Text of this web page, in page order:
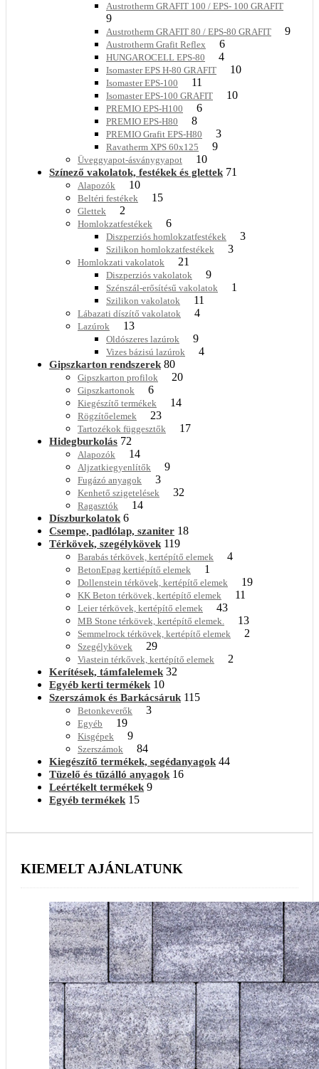
Austrotherm GRAFIT 100 / EPS- 100 GRAFIT
9
Austrotherm GRAFIT 80 / EPS-80 GRAFIT 9
Austrotherm Grafit Reflex 6
HUNGAROCELL EPS-80 4
Isomaster EPS H-80 GRAFIT 10
Isomaster EPS-100 11
Isomaster EPS-100 GRAFIT 10
PREMIO EPS-H100 6
PREMIO EPS-H80 8
PREMIO Grafit EPS-H80 3
Ravatherm XPS 60x125 9
Üveggyapot-ásványgyapot 10
Színező vakolatok, festékek és glettek 71
Alapozók 10
Beltéri festékek 15
Glettek 2
Homlokzatfestékek 6
Diszperziós homlokzatfestékek 3
Szilikon homlokzatfestékek 3
Homlokzati vakolatok 21
Diszperziós vakolatok 9
Szénszál-erősítésű vakolatok 1
Szilikon vakolatok 11
Lábazati díszítő vakolatok 4
Lazúrok 13
Oldószeres lazúrok 9
Vizes bázisú lazúrok 4
Gipszkarton rendszerek 80
Gipszkarton profilok 20
Gipszkartonok 6
Kiegészítő termékek 14
Rögzítőelemek 23
Tartozékok függesztők 17
Hidegburkolás 72
Alapozók 14
Aljzatkiegyenlítők 9
Fugázó anyagok 3
Kenhető szigetelések 32
Ragasztók 14
Díszburkolatok 6
Csempe, padlólap, szaniter 18
Térkövek, szegélykövek 119
Barabás térkövek, kertépítő elemek 4
BetonEpag kertiépítő elemek 1
Dollenstein térkövek, kertépítő elemek 19
KK Beton térkövek, kertépítő elemek 11
Leier térkövek, kertépítő elemek 43
MB Stone térkövek, kertépítő elemek. 13
Semmelrock térkövek, kertépítő elemek 2
Szegélykövek 29
Viastein térkővek, kertépítő elemek 2
Kerítések, támfalelemek 32
Egyéb kerti termékek 10
Szerszámok és Barkácsáruk 115
Betonkeverők 3
Egyéb 19
Kisgépek 9
Szerszámok 84
Kiegészítő termékek, segédanyagok 44
Tüzelő és tűzálló anyagok 16
Leértékelt termékek 9
Egyéb termékek 15
KIEMELT AJÁNLATUNK